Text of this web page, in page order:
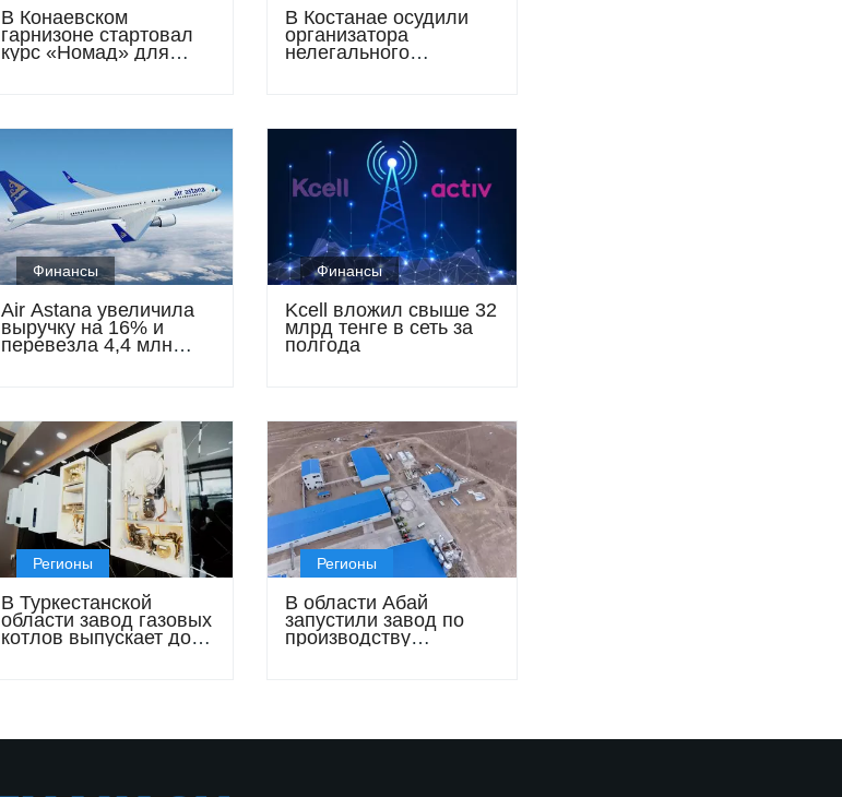
В Конаевском
гарнизоне стартовал
курс «Номад» для
В Костанае осудили
организатора
нелегального
Финансы
Air Astana увеличила
выручку на 16% и
перевезла 4,4 млн
Финансы
Kcell вложил свыше 32
млрд тенге в сеть за
полгода
Регионы
В Туркестанской
области завод газовых
котлов выпускает до
Регионы
В области Абай
запустили завод по
производству